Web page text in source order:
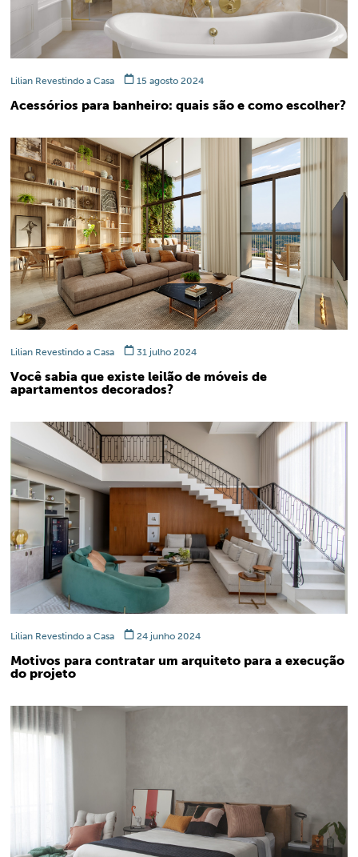
Lilian Revestindo a Casa 15 agosto 2024
Acessórios para banheiro: quais são e como escolher?
Lilian Revestindo a Casa 31 julho 2024
Você sabia que existe leilão de móveis de
apartamentos decorados?
Lilian Revestindo a Casa 24 junho 2024
Motivos para contratar um arquiteto para a execução
do projeto